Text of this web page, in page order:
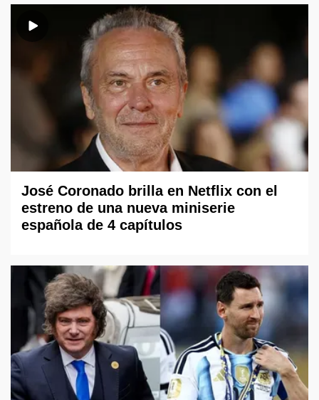
José Coronado brilla en Netflix con el
estreno de una nueva miniserie
española de 4 capítulos